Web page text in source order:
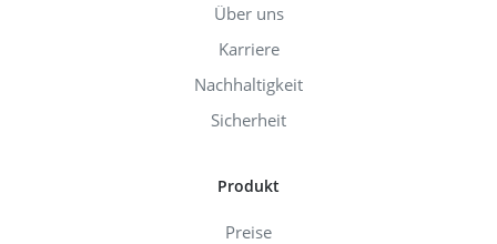
Über uns
Karriere
Nachhaltigkeit
Sicherheit
Produkt
Preise